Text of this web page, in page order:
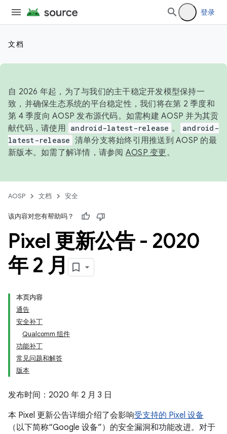
登录
文档
自 2026 年起，为了与我们的主干稳定开发模型保持一
致，并确保生态系统的平台稳定性，我们将在第 2 季度和
第 4 季度向 AOSP 发布源代码。如需构建 AOSP 并为其贡
献代码，请使用 android-latest-release 。
android-
latest-release 清单分支将始终引用推送到 AOSP 的最
新版本。如需了解详情，请参阅 AOSP 变更。
AOSP 文档 安全
该内容对您有帮助吗？
Pixel 更新公告 - 2020
年 2 月
本页内容
通告
安全补丁
Qualcomm 组件
功能补丁
常见问题和解答
版本
发布时间：2020 年 2 月 3 日
本 Pixel 更新公告详细介绍了会影响受支持的 Pixel 设备
（以下简称“Google 设备”）的安全漏洞和功能改进。对于